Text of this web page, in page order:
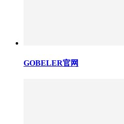
GOBELER官网